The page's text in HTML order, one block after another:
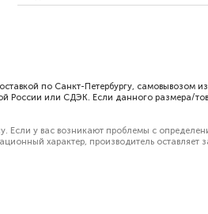
по Санкт-Петербургу, самовывозом
России или СДЭК. Если данного размера/
Если у вас возникают проблемы с
характер, производитель оставляет